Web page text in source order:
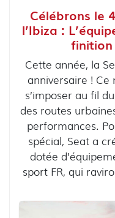
Célébrons le
l’Ibiza :
finition
Cette année, la
anniversaire !
s’imposer au fil
des routes
performances.
spécial, Seat a
dotée
sport FR, qui